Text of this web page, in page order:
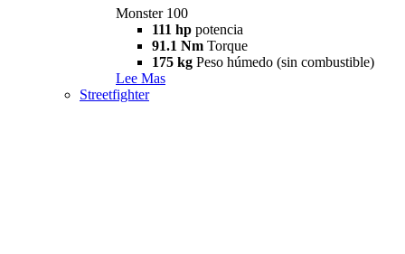
Monster 100
111 hp potencia
91.1 Nm Torque
175 kg Peso húmedo (sin combustible)
Lee Mas
Streetfighter